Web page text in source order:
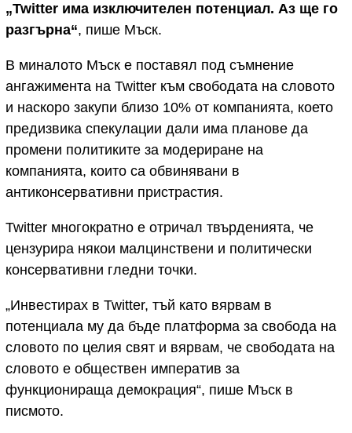
„Twitter има изключителен потенциал. Аз ще го
разгърна“, пише Мъск.
В миналото Мъск е поставял под съмнение
ангажимента на Twitter към свободата на словото
и наскоро закупи близо 10% от компанията, което
предизвика спекулации дали има планове да
промени политиките за модериране на
компанията, които са обвинявани в
антиконсервативни пристрастия.
Twitter многократно е отричал твърденията, че
цензурира някои малцинствени и политически
консервативни гледни точки.
„Инвестирах в Twitter, тъй като вярвам в
потенциала му да бъде платформа за свобода на
словото по целия свят и вярвам, че свободата на
словото е обществен императив за
функционираща демокрация“, пише Мъск в
писмото.